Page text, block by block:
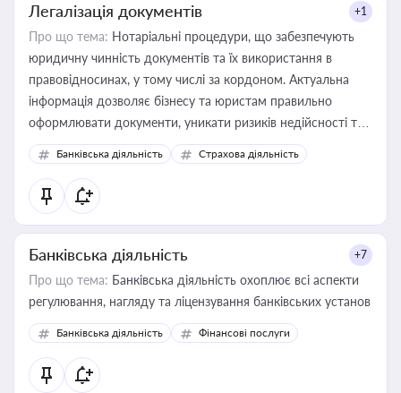
Легалізація документів +1
Про що тема: Нотаріальні процедури, що забезпечують
юридичну чинність документів та їх використання в
правовідносинах, у тому числі за кордоном. Актуальна
інформація дозволяє бізнесу та юристам правильно
оформлювати документи, уникати ризиків недійсності та
забезпечувати їх належне прийняття органами влади та
контрагентами
Банківська діяльність Страхова діяльність
Банківська діяльність +7
Про що тема: Банківська діяльність охоплює всі аспекти
регулювання, нагляду та ліцензування банківських установ
Банківська діяльність Фінансові послуги